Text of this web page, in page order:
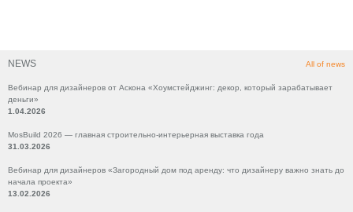
NEWS All of news
Вебинар для дизайнеров от Аскона «Хоумстейджинг: декор, который зарабатывает
деньги»
1.04.2026
MosBuild 2026 — главная строительно-интерьерная выставка года
31.03.2026
Вебинар для дизайнеров «Загородный дом под аренду: что дизайнеру важно знать до
начала проекта»
13.02.2026